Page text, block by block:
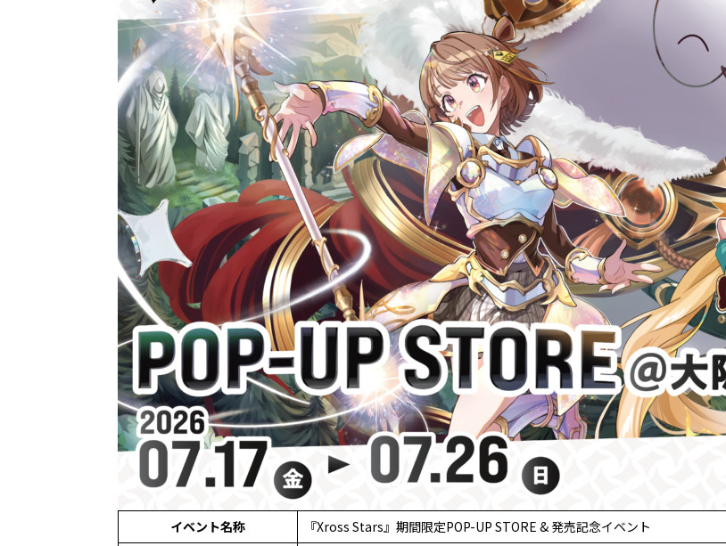
イベント名称
『Xross Stars』期間限定POP-UP STORE & 発売記念イベント